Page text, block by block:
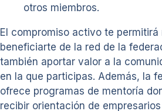
otros miembros.
El compromiso activo te permitirá
beneficiarte de la red de la
también aportar valor a la
en la que participas. Además, la
ofrece programas de mentoría
recibir orientación de